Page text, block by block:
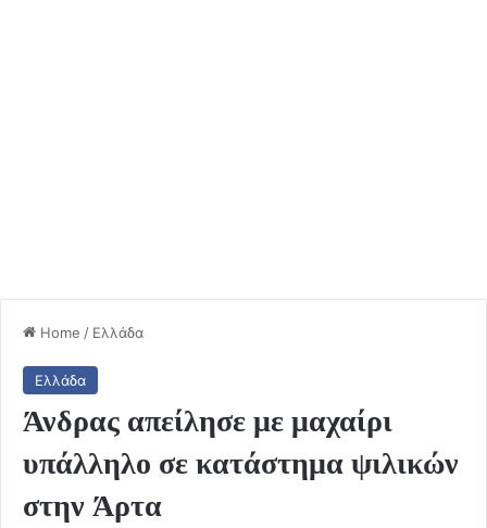
Home / Ελλάδα
Ελλάδα
Άνδρας απείλησε με μαχαίρι
υπάλληλο σε κατάστημα ψιλικών
στην Άρτα